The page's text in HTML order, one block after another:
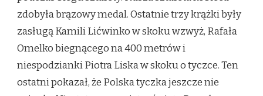
zdobyła brązowy medal. Ostatnie trzy krążki były
zasługą Kamili Lićwinko w skoku wzwyż, Rafała
Omelko biegnącego na 400 metrów i
niespodzianki Piotra Liska w skoku o tyczce. Ten
ostatni pokazał, że Polska tyczka jeszcze nie